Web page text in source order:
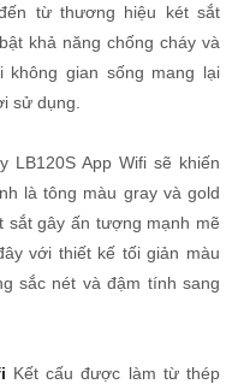
từ thương hiệu két sắt
khả năng chống cháy và
gian sống mang lại
sử dụng.
LB120S App Wifi sẽ khiến
là tông màu gray và gold
sắt gây ấn tượng mạnh mẽ
với thiết kế tối giản màu
sắc nét và đậm tính sang
Kết cấu được làm từ thép